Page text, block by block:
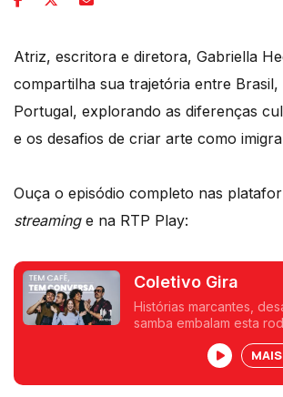
Atriz, escritora e diretora, Gabriella
compartilha sua trajetória entre Brasil,
Portugal, explorando as diferenças
e os desafios de criar arte como
Ouça o episódio completo nas
streaminge na RTP Play:
Coletivo Gira
Histórias marcantes,
samba embalam esta
força do samba que
encontro inesquecível
coração e o café!